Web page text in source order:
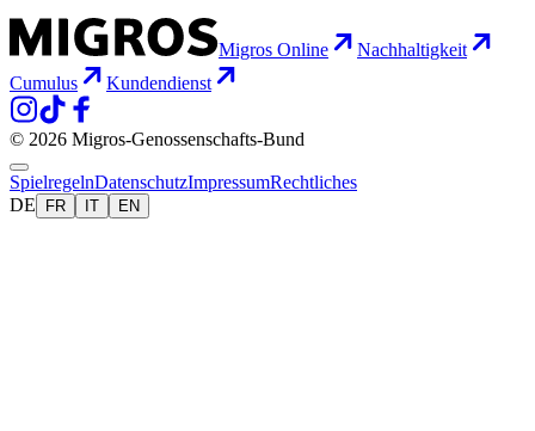
Migros Online
Nachhaltigkeit
Cumulus
Kundendienst
© 2026 Migros-Genossenschafts-Bund
SpielregelnDatenschutzImpressumRechtliches
DE
FR IT EN